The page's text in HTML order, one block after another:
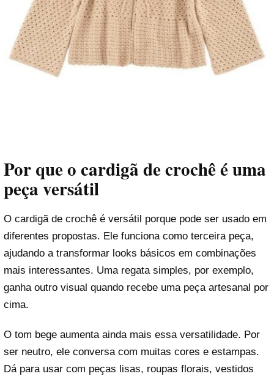
Por que o cardigã de crochê é uma
peça versátil
O cardigã de crochê é versátil porque pode ser usado em
diferentes propostas. Ele funciona como terceira peça,
ajudando a transformar looks básicos em combinações
mais interessantes. Uma regata simples, por exemplo,
ganha outro visual quando recebe uma peça artesanal por
cima.
O tom bege aumenta ainda mais essa versatilidade. Por
ser neutro, ele conversa com muitas cores e estampas.
Dá para usar com peças lisas, roupas florais, vestidos